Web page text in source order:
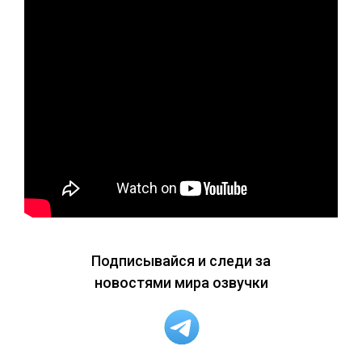
Подписывайся и следи за
новостями мира озвучки